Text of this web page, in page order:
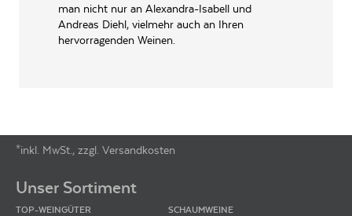
man nicht nur an Alexandra-Isabell und
Andreas Diehl, vielmehr auch an Ihren
hervorragenden Weinen.
*inkl. MwSt., zzgl. Versandkosten
Unser Sortiment
TOP-WEINGÜTER
SCHAUMWEINE